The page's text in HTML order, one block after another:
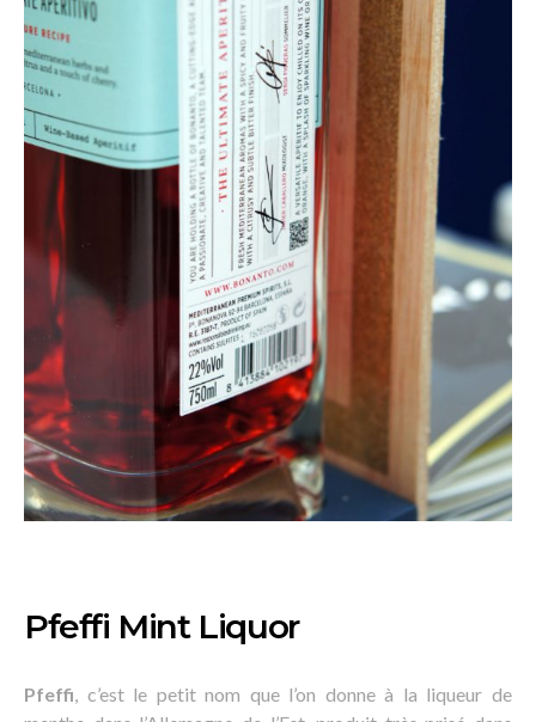
Pfeffi Mint Liquor
Pfeffi, c’est le petit nom que l’on donne à la liqueur de